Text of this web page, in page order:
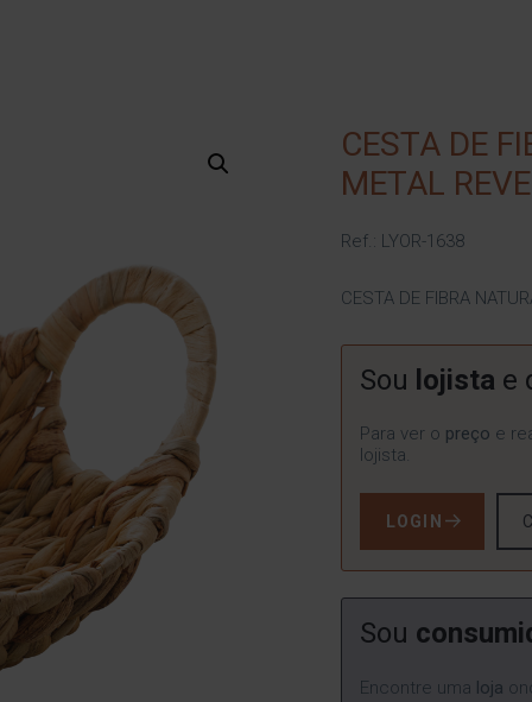
CESTA DE
METAL
Ref.: LYOR-1638
CESTA DE FIBRA
Sou lojista e
Para ver o preço e
lojista.
LOGIN
Sou
Encontre uma loja